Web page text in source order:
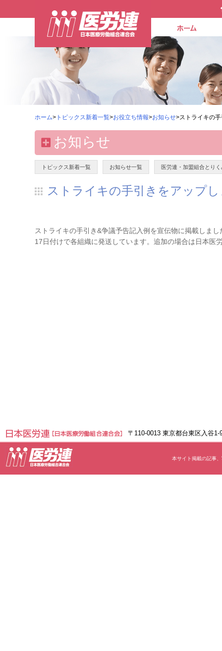
ホーム> トピックス新着一覧>お役立ち情報>お知らせ>ストライキの
お知らせ
トピックス新着一覧 お知らせ一覧 医労連・加盟組合とり
ストライキの手引きをアップ
ストライキの手引き&争議予告記入例を宣伝物に掲載しまし
17日付けで各組織に発送しています。追加の場合は日本医
〒110-0013 東京都台東区入谷
本サイト掲載の記事